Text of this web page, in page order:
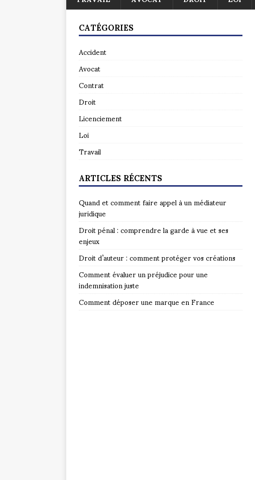
CATÉGORIES
Accident
Avocat
Contrat
Droit
Licenciement
Loi
Travail
ARTICLES RÉCENTS
Quand et comment faire appel à un médiateur
juridique
Droit pénal : comprendre la garde à vue et ses
enjeux
Droit d’auteur : comment protéger vos créations
Comment évaluer un préjudice pour une
indemnisation juste
Comment déposer une marque en France